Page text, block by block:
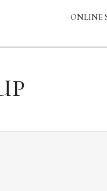
ONLINE
飲食店経営のお客様